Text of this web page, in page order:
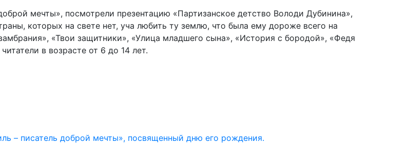
мечты», посмотрели презентацию «Партизанское детство Володи Дубинина»,
которых на свете нет, уча любить ту землю, что была ему дороже всего на
«Твои защитники», «Улица младшего сына», «История с бородой», «Федя
в возрасте от 6 до 14 лет.